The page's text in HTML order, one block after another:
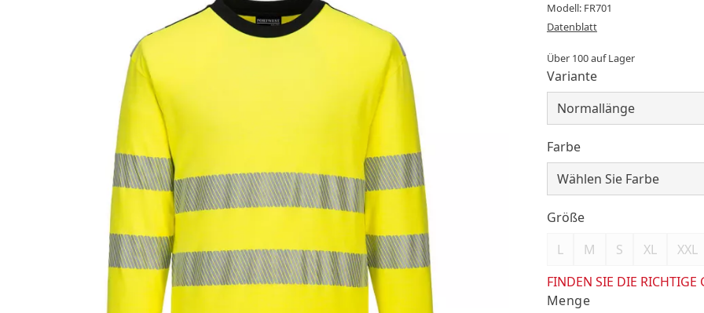
Modell: FR701
Datenblatt
Über 100 auf Lager
Variante
Farbe
Größe
L
M S XL XXL
FINDEN SIE DIE RICHTIGE
Menge